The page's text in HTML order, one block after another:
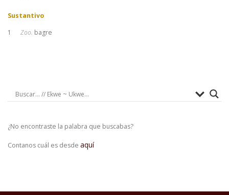
ORDEN ALFABÉTICO
Sustantivo
1 Zoo. bagre
¿No encontraste la palabra que buscabas?
Contanos cuál es desde aquí